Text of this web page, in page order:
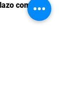
completo